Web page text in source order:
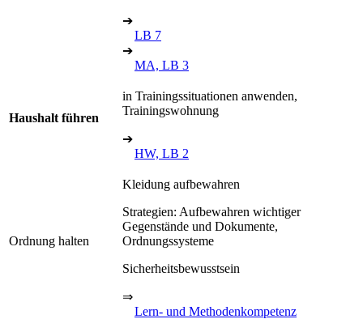
➔
LB 7
➔
MA, LB 3
Haushalt führen
in Trainingssituationen anwenden,
Trainingswohnung
➔
HW, LB 2
Ordnung halten
Kleidung aufbewahren
Strategien: Aufbewahren wichtiger
Gegenstände und Dokumente,
Ordnungssysteme
Sicherheitsbewusstsein
⇒
Lern- und Methodenkompetenz